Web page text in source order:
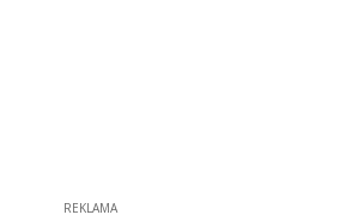
REKLAMA